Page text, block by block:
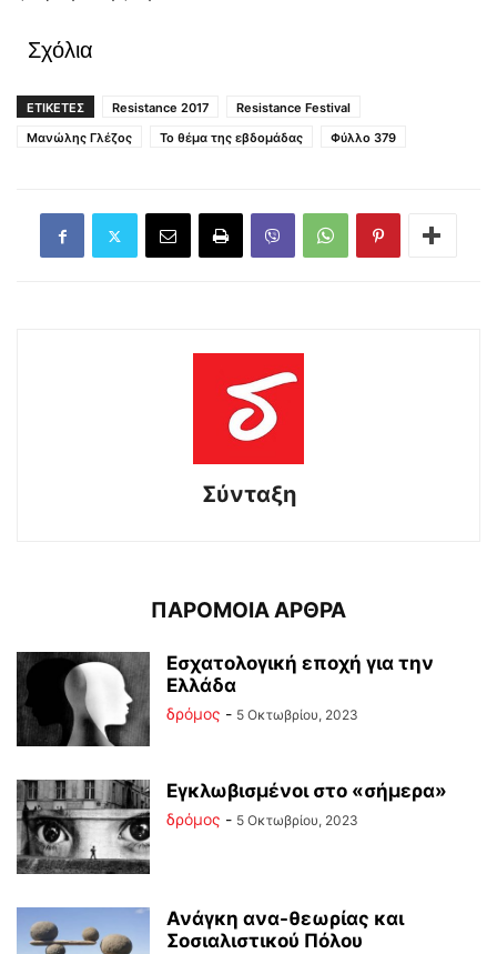
Σχόλια
ΕΤΙΚΕΤΕΣ Resistance 2017
Resistance Festival
Μανώλης Γλέζος
Το θέμα της εβδομάδας Φύλλο 379
Σύνταξη
ΠΑΡΟΜΟΙΑ ΑΡΘΡΑ
Εσχατολογική εποχή για την
Ελλάδα
δρόμος - 5 Οκτωβρίου, 2023
Εγκλωβισμένοι στο «σήμερα»
δρόμος - 5 Οκτωβρίου, 2023
Ανάγκη ανα-θεωρίας και
Σοσιαλιστικού Πόλου